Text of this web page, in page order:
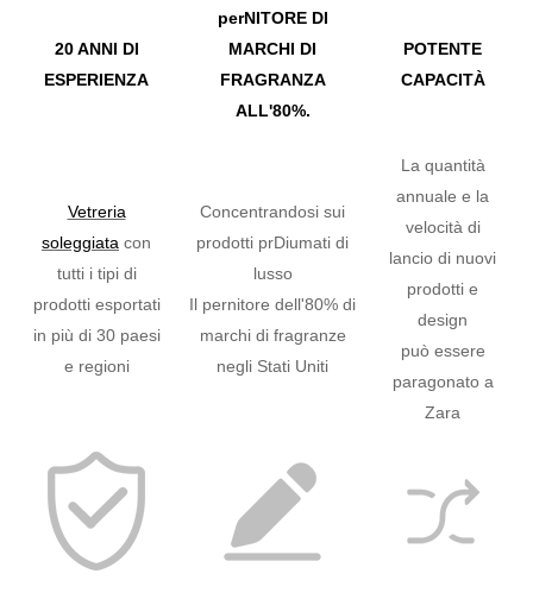
20 ANNI DI
ESPERIENZA
perNITORE DI
MARCHI DI
FRAGRANZA
ALL'80%.
POTENTE
CAPACITÀ
Vetreria
soleggiata con
tutti i tipi di
prodotti esportati
in più di 30 paesi
e regioni
Concentrandosi sui
prodotti prDiumati di
lusso
Il pernitore dell'80% di
marchi di fragranze
negli Stati Uniti
La quantità
annuale e la
velocità di
lancio di nuovi
prodotti e
design
può essere
paragonato a
Zara